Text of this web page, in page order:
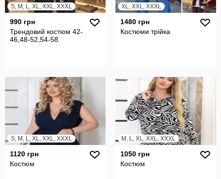
S, M, L, XL, XXL, XXXL
990 грн
Трендовий костюм 42-
46,48-52,54-58
XL, XXL, XXXL
1480 грн
Костюми трійка
S, M, L, XL, XXL, XXXL
1120 грн
Костюм
M, L, XL, XXL, XXXL
1050 грн
Костюм